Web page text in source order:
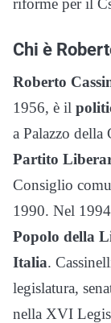
Chi è
Roberto
1956, è il
a Palazzo della
Partito
Consiglio
1990. Nel
Popolo della
Italia.
legislatura,
nella XVI